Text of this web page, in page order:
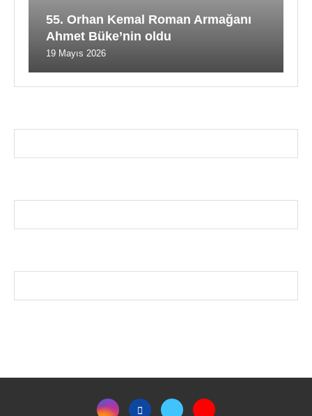
55. Orhan Kemal Roman Armağanı
Ahmet Büke’nin oldu
19 Mayıs 2026